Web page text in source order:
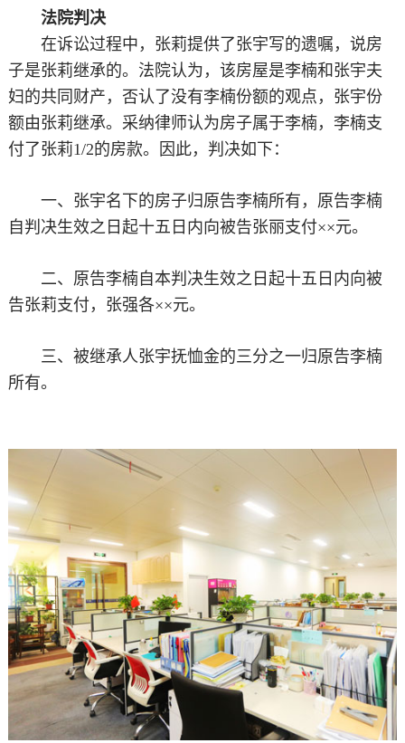
法院判决
在诉讼过程中，张莉提供了张宇写的遗嘱，说房
子是张莉继承的。法院认为，该房屋是李楠和张宇夫
妇的共同财产，否认了没有李楠份额的观点，张宇份
额由张莉继承。采纳律师认为房子属于李楠，李楠支
付了张莉1/2的房款。因此，判决如下：
一、张宇名下的房子归原告李楠所有，原告李楠
自判决生效之日起十五日内向被告张丽支付××元。
二、原告李楠自本判决生效之日起十五日内向被
告张莉支付，张强各××元。
三、被继承人张宇抚恤金的三分之一归原告李楠
所有。